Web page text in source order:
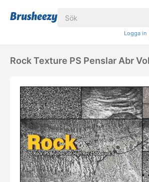
Logga in
Rock Texture PS Penslar Abr